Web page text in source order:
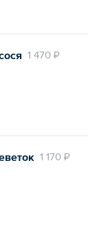
1 470 ₽
1 170 ₽